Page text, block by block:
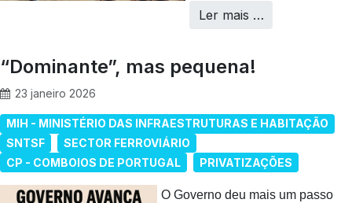
Ler mais …
“Dominante”, mas pequena!
23 janeiro 2026
MIH - MINISTÉRIO DAS INFRAESTRUTURAS E HABITAÇÃO
SNTSF
SECTOR FERROVIÁRIO
CP - COMBOIOS DE PORTUGAL
PRIVATIZAÇÕES
O Governo deu mais um passo